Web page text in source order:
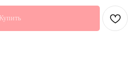
Купить